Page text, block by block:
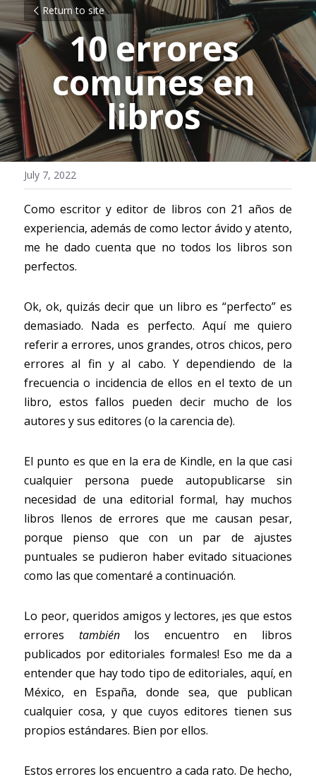
Return to site
10 errores
comunes en
libros
July 7, 2022
Como escritor y editor de libros con 21 años de
experiencia, además de como lector ávido y atento,
me he dado cuenta que no todos los libros son
perfectos.
Ok, ok, quizás decir que un libro es “perfecto” es
demasiado. Nada es perfecto. Aquí me quiero
referir a errores, unos grandes, otros chicos, pero
errores al fin y al cabo. Y dependiendo de la
frecuencia o incidencia de ellos en el texto de un
libro, estos fallos pueden decir mucho de los
autores y sus editores (o la carencia de).
El punto es que en la era de Kindle, en la que casi
cualquier persona puede autopublicarse sin
necesidad de una editorial formal, hay muchos
libros llenos de errores que me causan pesar,
porque pienso que con un par de ajustes
puntuales se pudieron haber evitado situaciones
como las que comentaré a continuación.
Lo peor, queridos amigos y lectores, ¡es que estos
errores
también
los encuentro en libros
publicados por editoriales formales! Eso me da a
entender que hay todo tipo de editoriales, aquí, en
México, en España, donde sea, que publican
cualquier cosa, y que cuyos editores tienen sus
propios estándares. Bien por ellos.
Estos errores los encuentro a cada rato. De hecho,